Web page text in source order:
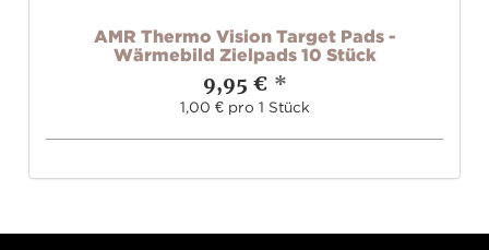
AMR Thermo Vision Target Pads -
Wärmebild Zielpads 10 Stück
9,95 € *
1,00 € pro 1 Stück